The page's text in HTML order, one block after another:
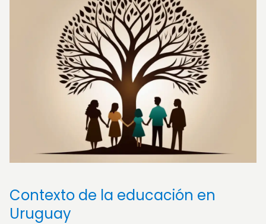
Contexto de la educación en
Uruguay